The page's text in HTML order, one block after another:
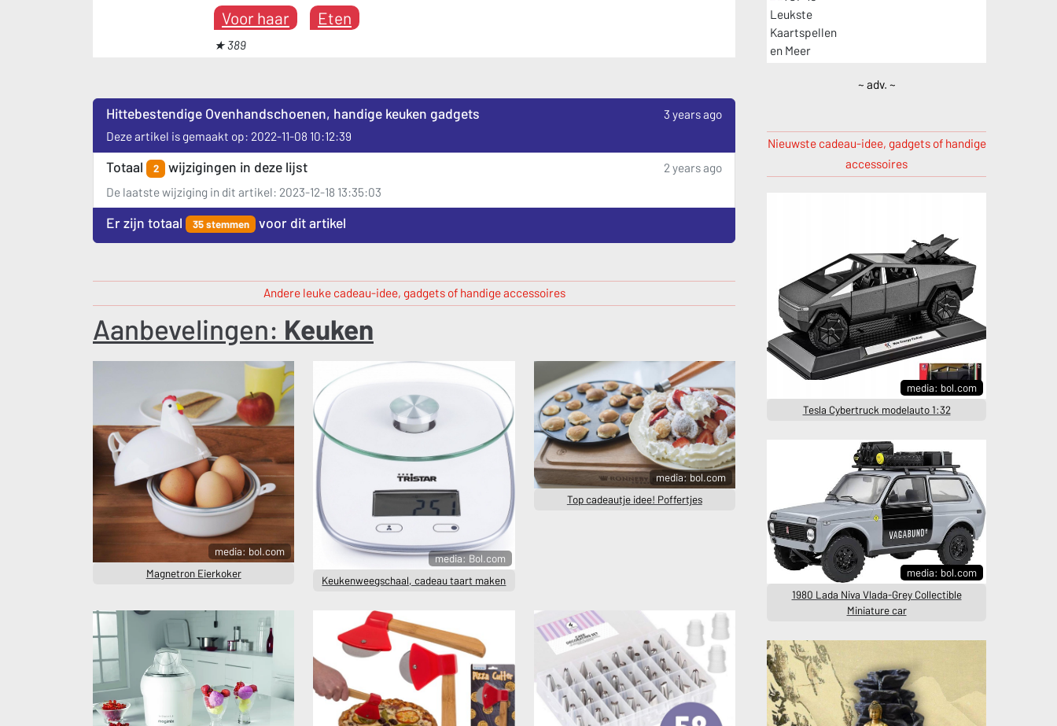
Voor haar
Eten
★ 389
Hittebestendige Ovenhandschoenen, handige keuken gadgets
3 years ago
Deze artikel is gemaakt op: 2022-11-08 10:12:39
Totaal 2 wijzigingen in deze lijst
2 years ago
De laatste wijziging in dit artikel: 2023-12-18 13:35:03
Er zijn totaal 35 stemmen voor dit artikel
Andere leuke cadeau-idee, gadgets of handige accessoires
Aanbevelingen: Keuken
media: bol.com
Magnetron Eierkoker
media: Bol.com
Keukenweegschaal, cadeau taart maken
media: bol.com
Top cadeautje idee! Poffertjes
~ adv. ~
Nieuwste cadeau-idee, gadgets of handige
accessoires
media: bol.com
Tesla Cybertruck modelauto 1:32
media: bol.com
1980 Lada Niva Vlada-Grey Collectible
Miniature car